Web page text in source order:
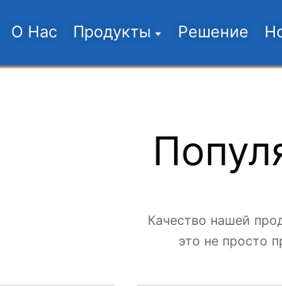
О Нас Продукты Решение
Качество нашей
это не просто